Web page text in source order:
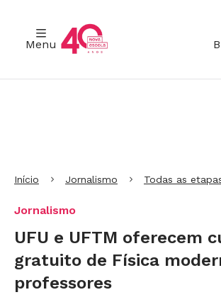
Menu
Início Jornalismo Todas as
Jornalismo
UFU e UFTM oferecem
gratuito de Física
professores